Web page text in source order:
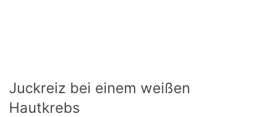
Juckreiz bei einem weißen
Hautkrebs